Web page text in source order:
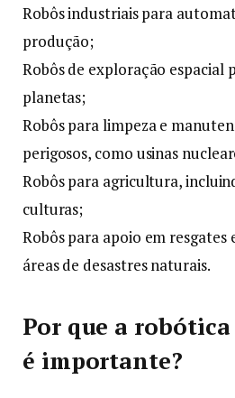
Robôs industriais para
produção;
Robôs de exploração espacial
planetas;
Robôs para limpeza e
perigosos, como usinas
Robôs para agricultura,
culturas;
Robôs para apoio em resgates
áreas de desastres naturais.
Por que a
é importante?